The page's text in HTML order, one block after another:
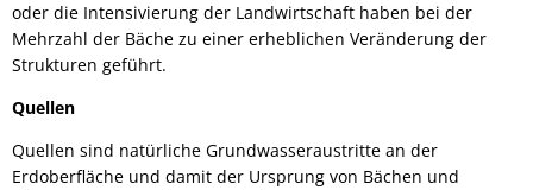
Mobilität (ÖPNV)
Links mit Bezug zur jüdischen
oder die Intensivierung der Landwirtschaft haben bei der
Mehrzahl der Bäche zu einer erheblichen Veränderung der
Strukturen geführt.
Quellen
Quellen sind natürliche Grundwasseraustritte an der
Erdoberfläche und damit der Ursprung von Bächen und